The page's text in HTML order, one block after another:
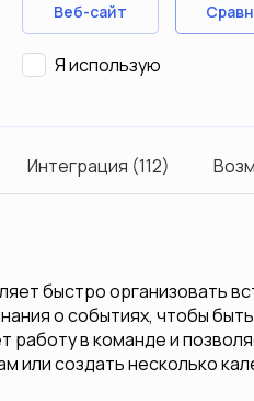
Веб-сайт
Я использую
Интеграция (112)
быстро организовать
о событиях, чтобы
работу в команде и
или создать несколько